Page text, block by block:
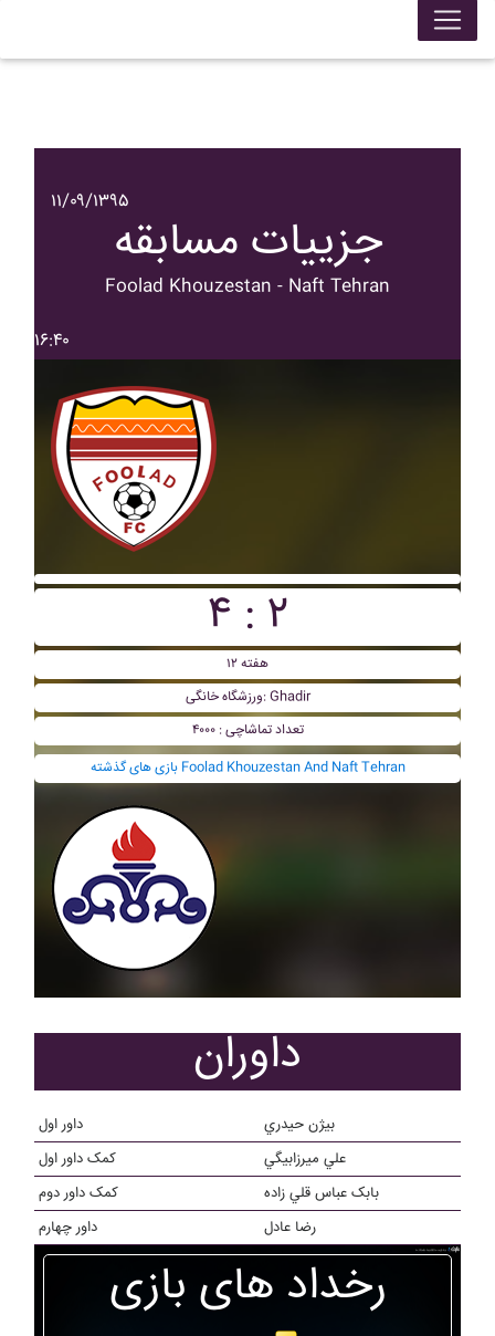
۱۱/۰۹/۱۳۹۵
جزییات مسابقه
Foolad Khouzestan - Naft Tehran
۱۶:۴۰
۴ : ۲
هفته ۱۲
ورزشگاه خانگی: Ghadir
تعداد تماشاچی : ۴۰۰۰
بازی های گذشته Foolad Khouzestan And Naft Tehran
داوران
داور اول
بيژن حيدري
کمک داور اول
علي ميرزابيگي
کمک داور دوم
بابک عباس قلي زاده
داور چهارم
رضا عادل
رخداد های بازی